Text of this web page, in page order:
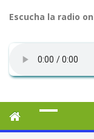
Escucha la radio